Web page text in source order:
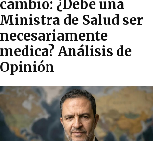
cambio: ¿Debe una
Ministra de Salud ser
necesariamente
medica? Análisis de
Opinión